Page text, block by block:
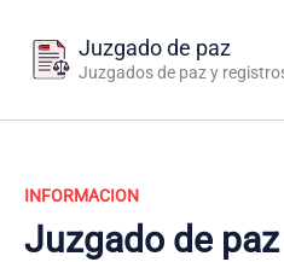
contenido
Juzgado de paz
Juzgados de paz y
INFORMACION
Juzgado de paz